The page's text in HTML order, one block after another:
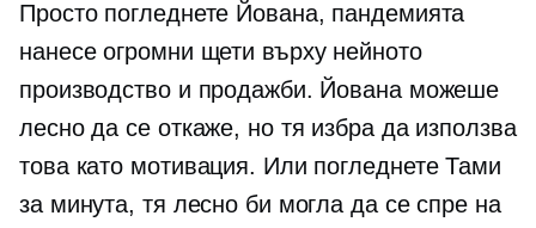
Просто погледнете Йована, пандемията
нанесе огромни щети върху нейното
производство и продажби. Йована можеше
лесно да се откаже, но тя избра да използва
това като мотивация. Или погледнете Тами
за минута, тя лесно би могла да се спре на